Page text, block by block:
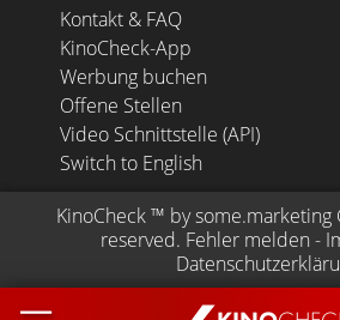
Kontakt & FAQ
KinoCheck-App
Werbung buchen
Offene Stellen
Video Schnittstelle (API)
Switch to English
KinoCheck ™ by some.marketing
reserved. Fehler melden -